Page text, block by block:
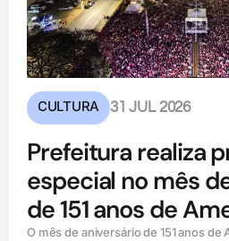
CULTURA 31 JUL 2026
Prefeitura realiza
especial no mês
de 151 anos de
O mês de aniversário de 151 anos